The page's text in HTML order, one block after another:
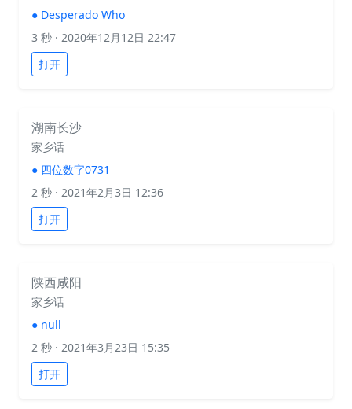
● Desperado Who
3 秒 · 2020年12月12日 22:47
打开
湖南长沙
家乡话
● 四位数字0731
2 秒 · 2021年2月3日 12:36
打开
陕西咸阳
家乡话
● null
2 秒 · 2021年3月23日 15:35
打开